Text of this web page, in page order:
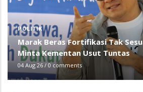
POLITIK
Marak Beras Fortifikasi Tak
Minta Kementan Usut Tuntas
04 Aug 26 / 0 comments